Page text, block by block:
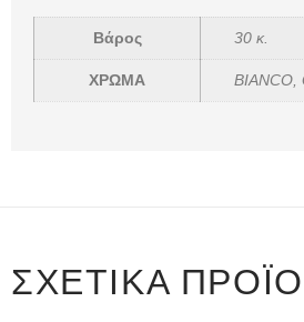
Βάρος 30 κ.
ΧΡΩΜΑ BIANCO,
ΣΧΕΤΙΚΆ